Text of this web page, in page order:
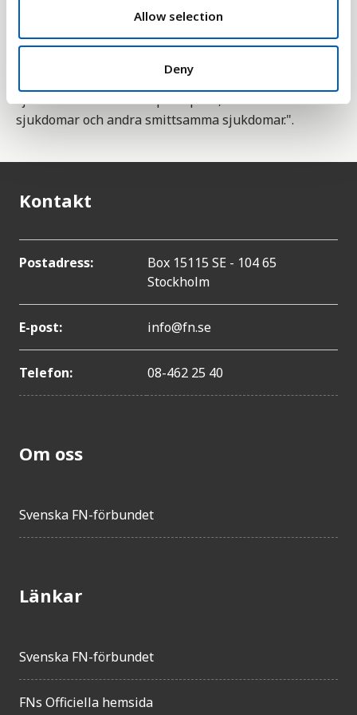
Allow selection
Deny
Statistiken är en indikator för mål 3 bland
globala mål för hållbar utveckling. Delmål 3.3 lyder
tuberkulos, malaria och försummade tropiska
sjukdomar samt bekämpa hepatit, vattenburna
sjukdomar och andra smittsamma sjukdomar.".
Kontakt
Postadress:
Box 15115 SE - 104 65
Stockholm
E-post: info@fn.se
Telefon: 08-462 25 40
Om oss
Svenska FN-förbundet
Länkar
Svenska FN-förbundet
FNs Officiella hemsida